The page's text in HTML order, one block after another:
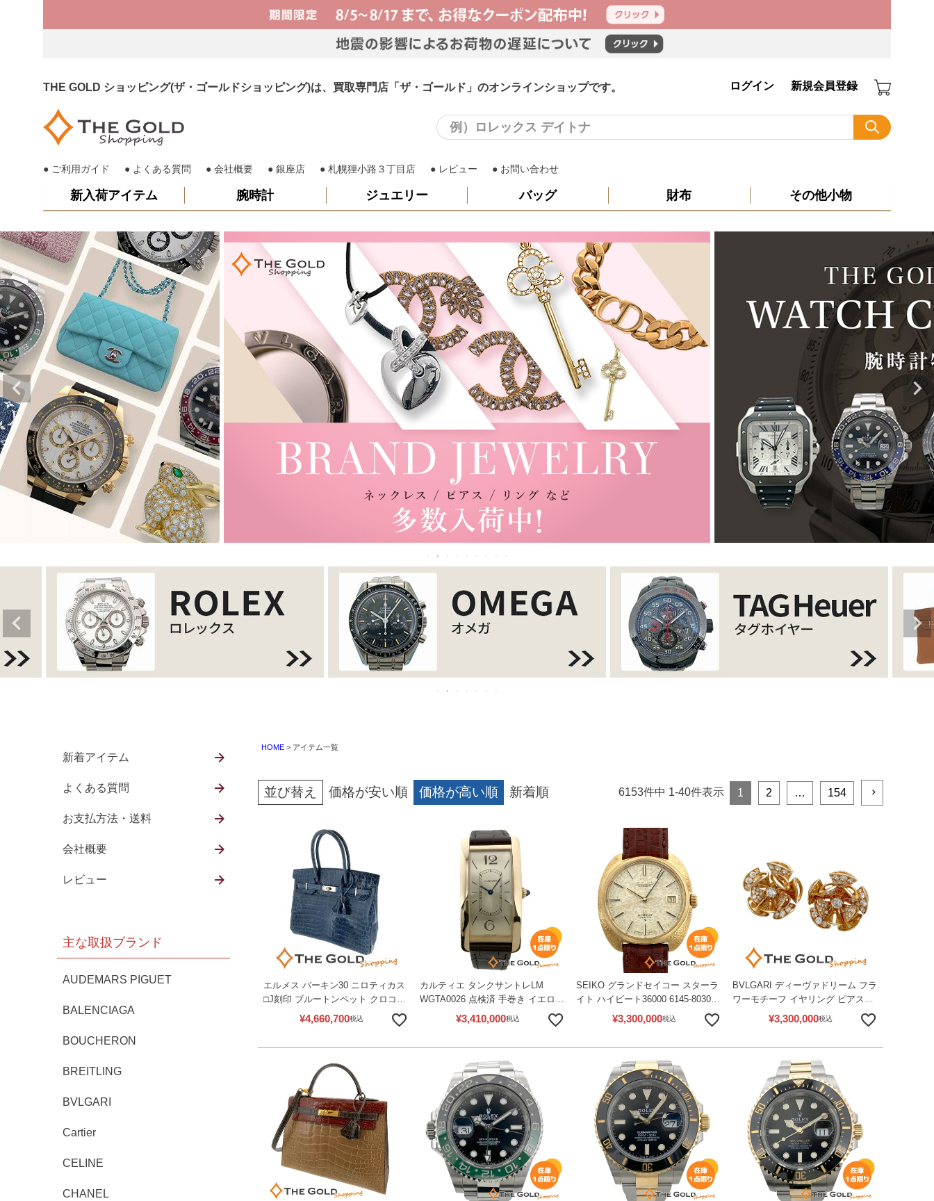
THE GOLD ショッピング(ザ・ゴールドショッピング)は、買取専門店「ザ・ゴールド」のオンラインショップです。 ログイン 新規会員登録
ご利用ガイド よくある質問 会社概要 銀座店 札幌狸小路３丁目店 レビュー お問い合わせ
新入荷アイテム 腕時計 ジュエリー バッグ 財布 その他小物
新着アイテム
よくある質問
お支払方法・送料
会社概要
レビュー
主な取扱ブランド
AUDEMARS PIGUET
BALENCIAGA
BOUCHERON
BREITLING
BVLGARI
Cartier
CELINE
CHANEL
HOME アイテム一覧
並び替え 価格が安い順 価格が高い順 新着順 6153件中 1-40件表示 1 2 … 154
エルメス バーキン30 ニロティカス
□J刻印 ブルートンペット クロコダ
イル レザー シルバー金具 エキゾチ
ック ハンドバッグ HERMES 【中
¥4,660,700税込
カルティエ タンクサントレLM
WGTA0026 点検済 手巻き イエロー
ゴールド Au750 腕時計 メンズ ウォ
ッチ Cartier 【中古】
¥3,410,000税込
SEIKO グランドセイコー スターラ
イト ハイビート36000 6145-8030
OH済 Starlight Dial 槌目 18K イエ
ローゴールド 金無垢 ヴィンテージ
¥3,300,000税込
BVLGARI ディーヴァドリーム フラ
ワーモチーフ イヤリング ピアス
750 PG ダイヤモンド ピンクゴール
ド レディース ジュエリー ブルガリ
¥3,300,000税込